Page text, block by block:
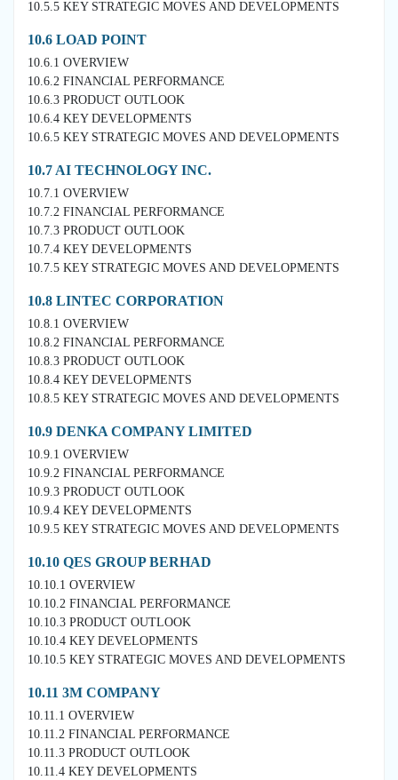
10.5.5 KEY STRATEGIC MOVES AND DEVELOPMENTS
10.6 LOAD POINT
10.6.1 OVERVIEW
10.6.2 FINANCIAL PERFORMANCE
10.6.3 PRODUCT OUTLOOK
10.6.4 KEY DEVELOPMENTS
10.6.5 KEY STRATEGIC MOVES AND DEVELOPMENTS
10.7 AI TECHNOLOGY INC.
10.7.1 OVERVIEW
10.7.2 FINANCIAL PERFORMANCE
10.7.3 PRODUCT OUTLOOK
10.7.4 KEY DEVELOPMENTS
10.7.5 KEY STRATEGIC MOVES AND DEVELOPMENTS
10.8 LINTEC CORPORATION
10.8.1 OVERVIEW
10.8.2 FINANCIAL PERFORMANCE
10.8.3 PRODUCT OUTLOOK
10.8.4 KEY DEVELOPMENTS
10.8.5 KEY STRATEGIC MOVES AND DEVELOPMENTS
10.9 DENKA COMPANY LIMITED
10.9.1 OVERVIEW
10.9.2 FINANCIAL PERFORMANCE
10.9.3 PRODUCT OUTLOOK
10.9.4 KEY DEVELOPMENTS
10.9.5 KEY STRATEGIC MOVES AND DEVELOPMENTS
10.10 QES GROUP BERHAD
10.10.1 OVERVIEW
10.10.2 FINANCIAL PERFORMANCE
10.10.3 PRODUCT OUTLOOK
10.10.4 KEY DEVELOPMENTS
10.10.5 KEY STRATEGIC MOVES AND DEVELOPMENTS
10.11 3M COMPANY
10.11.1 OVERVIEW
10.11.2 FINANCIAL PERFORMANCE
10.11.3 PRODUCT OUTLOOK
10.11.4 KEY DEVELOPMENTS